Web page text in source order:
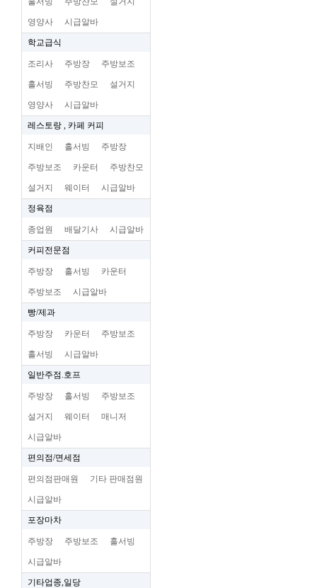
영양사 시급알바
학교급식
조리사 주방장 주방보조
홀서빙 주방찬모 설거지
영양사 시급알바
레스토랑 , 카페 커피
지배인 홀서빙 주방장
주방보조 카운터 주방찬모
설거지 웨이터 시급알바
정육점
종업원 배달기사 시급알바
커피전문점
주방장 홀서빙 카운터
주방보조 시급알바
빵/제과
주방장 카운터 주방보조
홀서빙 시급알바
일반주점.호프
주방장 홀서빙 주방보조
설거지 웨이터 매니저
시급알바
편의점/면세점
편의점판매원 기타 판매점원
시급알바
포장마차
주방장 주방보조 홀서빙
시급알바
기타업종,일당